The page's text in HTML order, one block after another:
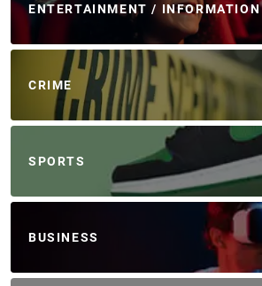
ENTERTAINMENT / INFORMATION
CRIME
SPORTS
BUSINESS